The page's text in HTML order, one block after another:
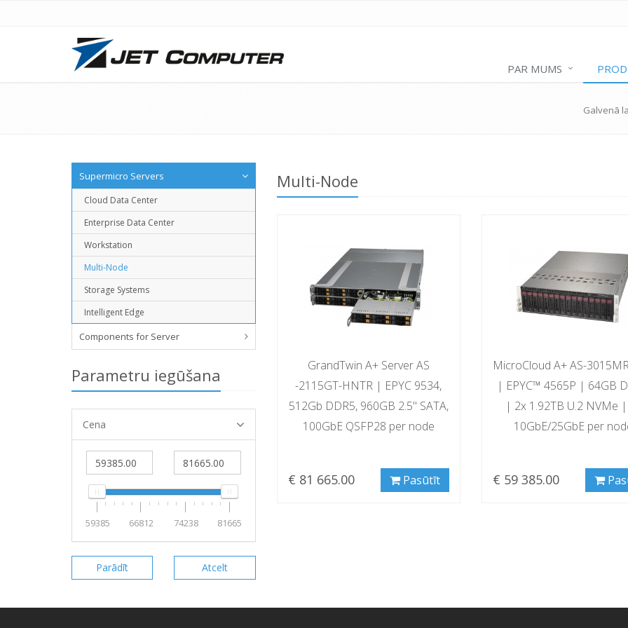
PAR MUMS
Galvenā
Supermicro Servers
Cloud Data Center
Enterprise Data Center
Workstation
Multi-Node
Storage Systems
Intelligent Edge
Components for Server
Parametru iegūšana
Cena
59385 66812 74238 81665
Multi-Node
GrandTwin A+ Server AS
-2115GT-HNTR | EPYC 9534,
512Gb DDR5, 960GB 2.5" SATA,
100GbE QSFP28 per node
€ 81 665.00 Pasūtīt
MicroCloud A+ AS-
| EPYC™ 4565P | 64GB
| 2x 1.92TB U.2 NVMe
10GbE/25GbE per
€ 59 385.00